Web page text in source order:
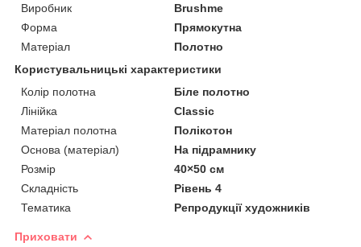
Виробник
Brushme
Форма
Прямокутна
Матеріал
Полотно
Користувальницькі характеристики
Колір полотна
Біле полотно
Лінійка
Classic
Матеріал полотна
Полікотон
Основа (матеріал)
На підрамнику
Розмір
40×50 см
Складність
Рівень 4
Тематика
Репродукції художників
Приховати